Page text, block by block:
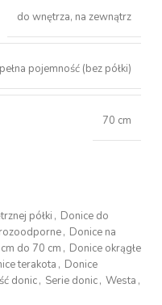
do wnętrza, na zewnątrz
pełna pojemność (bez półki)
70 cm
półki , Donice do
, Donice na
do 70 cm , Donice okrągłe
terakota , Donice
donic, Serie donic, Westa ,